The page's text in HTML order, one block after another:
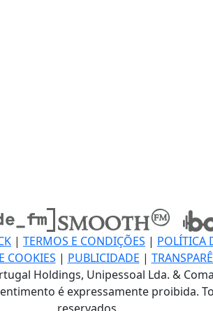
| TERMOS E CONDIÇÕES | POLÍTICA
COOKIES | PUBLICIDADE |
Holdings, Unipessoal Lda. &
é expressamente proibida.